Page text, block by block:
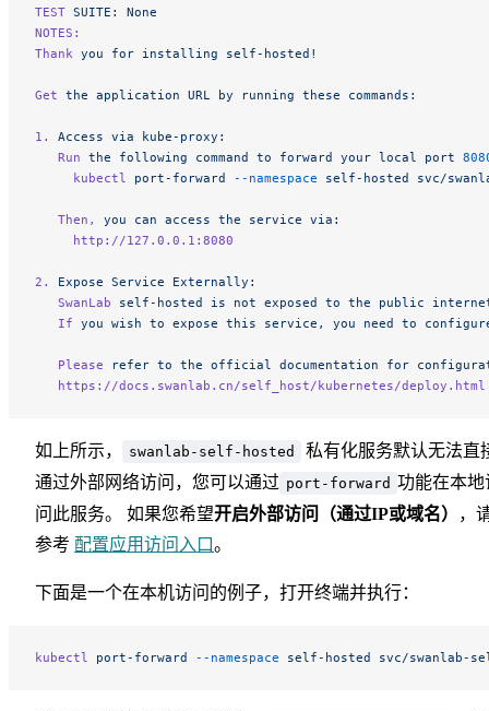
TEST SUITE:
None
NOTES:
Thank you for installing self-hosted!
Get the application URL by running these commands:
1. Access via kube-proxy:
   Run
the following command to forward your local port
     kubectl
port-forward --namespace self-hosted svc/
   Then,
you can access the service via:
     http://127.0.0.1:8080
2. Expose Service Externally:
   SwanLab
self-hosted is not exposed to the public
   If
you wish to expose this service, you need to
   Please
refer to the official documentation for
   https://docs.swanlab.cn/self_host/kubernetes/deploy.html
如上所示， swanlab-self-hosted
私有化服务默认无法直
通过外部网络访问，您可以通过 port-forward 功能在本地
问此服务。 如果您希望开启外部访问（通过IP或域名）
，
参考 配置应用访问入口。
下面是一个在本机访问的例子，打开终端并执行：
kubectl port-forward --namespace self-hosted svc/swanlab-